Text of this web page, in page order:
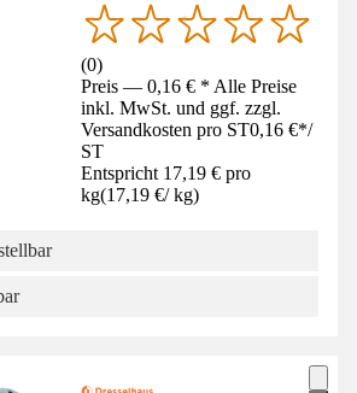
(0)
Preis — 0,16 € * Alle Preise
inkl. MwSt. und ggf. zzgl.
Versandkosten pro ST0,16 €*/
ST
Entspricht 17,19 € pro
kg(17,19 €/ kg)